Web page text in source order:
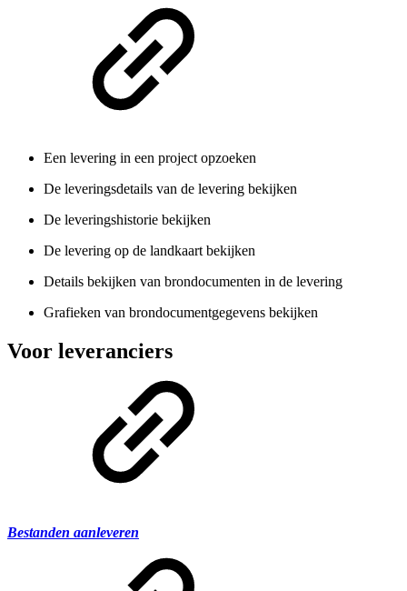
Een levering in een project opzoeken
De leveringsdetails van de levering bekijken
De leveringshistorie bekijken
De levering op de landkaart bekijken
Details bekijken van brondocumenten in de levering
Grafieken van brondocumentgegevens bekijken
Voor leveranciers
Bestanden aanleveren